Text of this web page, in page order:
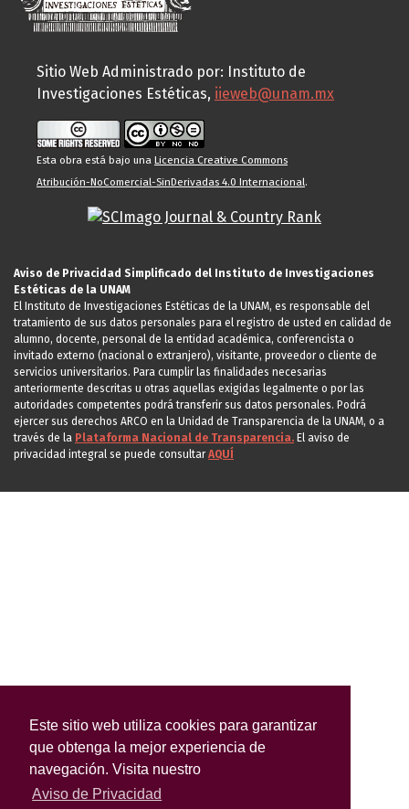
Este sitio web utiliza cookies para garantizar
que obtenga la mejor experiencia de
navegación. Visita nuestro
Aviso de Privacidad
Sitio Web Administrado por: Instituto de
Investigaciones Estéticas, iieweb@unam.mx
Esta obra está bajo una Licencia Creative Commons
Atribución-NoComercial-SinDerivadas 4.0 Internacional.
Aviso de Privacidad Simplificado del Instituto de Investigaciones
Estéticas de la UNAM
El Instituto de Investigaciones Estéticas de la UNAM, es responsable del
tratamiento de sus datos personales para el registro de usted en calidad de
alumno, docente, personal de la entidad académica, conferencista o
invitado externo (nacional o extranjero), visitante, proveedor o cliente de
servicios universitarios. Para cumplir las finalidades necesarias
anteriormente descritas u otras aquellas exigidas legalmente o por las
autoridades competentes podrá transferir sus datos personales. Podrá
ejercer sus derechos ARCO en la Unidad de Transparencia de la UNAM, o a
través de la Plataforma Nacional de Transparencia. El aviso de
privacidad integral se puede consultarAQUÍ